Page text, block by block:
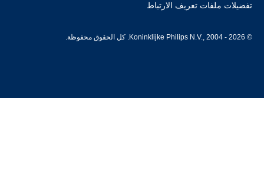
تفضيلات ملفات تعريف الارتباط
© Koninklijke Philips N.V., 2004 - 2026. كل الحقوق محفوظة.